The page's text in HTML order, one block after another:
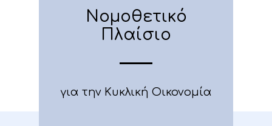
Νομοθετικό
Πλαίσιο
για την Κυκλική Οικονομία